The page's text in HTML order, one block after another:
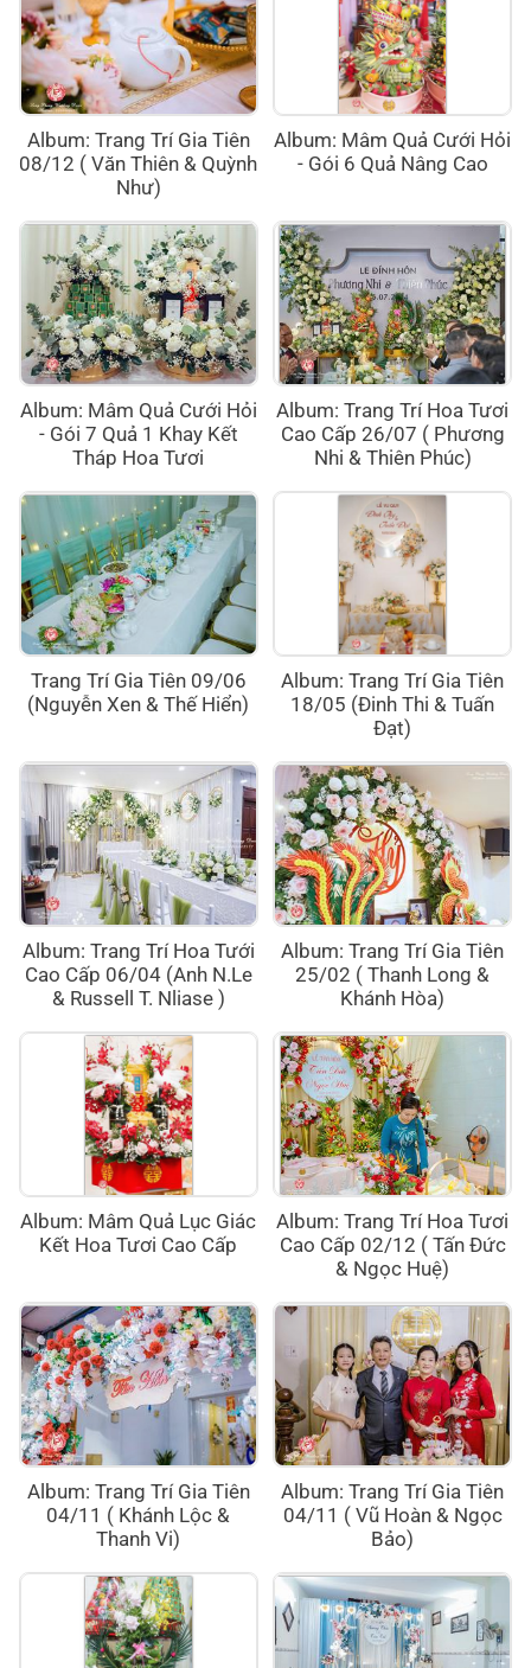
Album: Trang Trí Gia Tiên
08/12 ( Văn Thiên & Quỳnh
Như)
Album: Mâm Quả Cưới Hỏi
- Gói 6 Quả Nâng Cao
Album: Mâm Quả Cưới Hỏi
- Gói 7 Quả 1 Khay Kết
Tháp Hoa Tươi
Album: Trang Trí Hoa Tươi
Cao Cấp 26/07 ( Phương
Nhi & Thiên Phúc)
Trang Trí Gia Tiên 09/06
(Nguyễn Xen & Thế Hiển)
Album: Trang Trí Gia Tiên
18/05 (Đinh Thi & Tuấn
Đạt)
Album: Trang Trí Hoa Tưới
Cao Cấp 06/04 (Anh N.Le
& Russell T. Nliase )
Album: Trang Trí Gia Tiên
25/02 ( Thanh Long &
Khánh Hòa)
Album: Mâm Quả Lục Giác
Kết Hoa Tươi Cao Cấp
Album: Trang Trí Hoa Tươi
Cao Cấp 02/12 ( Tấn Đức
& Ngọc Huệ)
Album: Trang Trí Gia Tiên
04/11 ( Khánh Lộc &
Thanh Vi)
Album: Trang Trí Gia Tiên
04/11 ( Vũ Hoàn & Ngọc
Bảo)